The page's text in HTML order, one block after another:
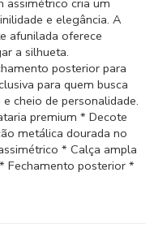
e elegância. A
afunilada oferece
a silhueta.
posterior para
para quem busca
cheio de personalidade.
premium * Decote
metálica dourada no
* Calça ampla
Fechamento posterior *